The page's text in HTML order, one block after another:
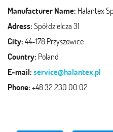
Manufacturer Name: Halantex
Adress:Spółdzielcza 31
City:44-178 Przyszowice
Country: Poland
E-mail:service@halantex.pl
Phone:+48 32 230 00 02